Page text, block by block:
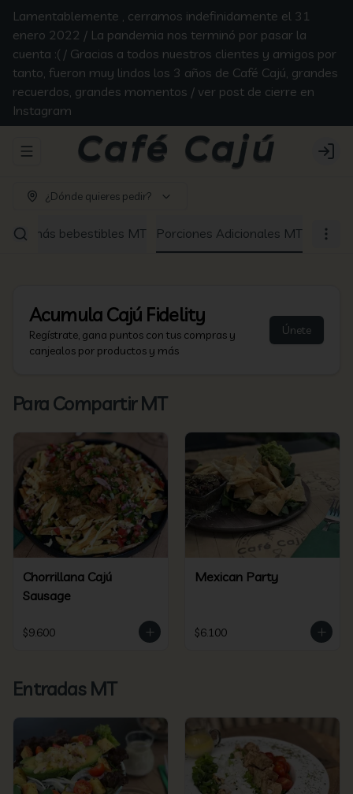
Lamentablemente , cerramos indefinidamente el 31
enero 2022 / La pandemia nos terminó por pasar la
cuenta :( / Gracias a todos nuestros clientes y amigos por
tanto, fueron muy lindos los 3 años de Café Cajú, grandes
recuerdos, grandes momentos / ver post de cierre en
Instagram
Abrir menu de navegación Login
¿Dónde quieres pedir?
demás bebestibles MT Porciones Adicionales MT
Acumula Cajú Fidelity
Regístrate, gana puntos con tus compras y
canjealos por productos y más
Únete
Para Compartir MT
Chorrillana Cajú
Sausage
$9.600
Mexican Party
$6.100
Entradas MT